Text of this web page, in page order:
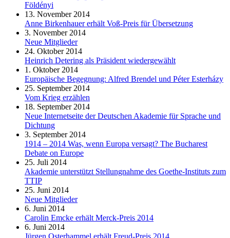
Földényi
13. November 2014
Anne Birkenhauer erhält Voß-Preis für Übersetzung
3. November 2014
Neue Mitglieder
24. Oktober 2014
Heinrich Detering als Präsident wiedergewählt
1. Oktober 2014
Europäische Begegnung: Alfred Brendel und Péter Esterházy
25. September 2014
Vom Krieg erzählen
18. September 2014
Neue Internetseite der Deutschen Akademie für Sprache und
Dichtung
3. September 2014
1914 – 2014 Was, wenn Europa versagt? The Bucharest
Debate on Europe
25. Juli 2014
Akademie unterstützt Stellungnahme des Goethe-Instituts zum
TTIP
25. Juni 2014
Neue Mitglieder
6. Juni 2014
Carolin Emcke erhält Merck-Preis 2014
6. Juni 2014
Jürgen Osterhammel erhält Freud-Preis 2014